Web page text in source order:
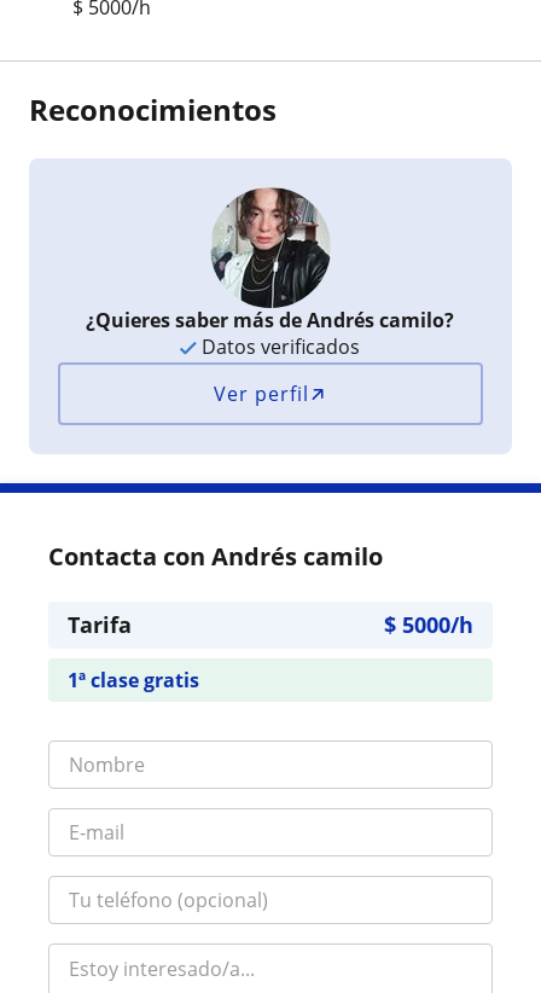
$ 5000/h
Reconocimientos
¿Quieres saber más de Andrés camilo?
Datos verificados
Ver perfil
Contacta con Andrés camilo
Tarifa $ 5000/h
1ª clase gratis